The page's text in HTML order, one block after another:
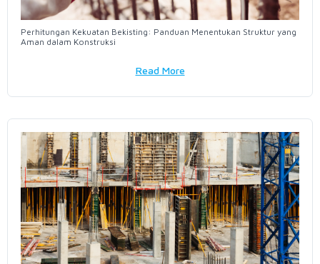
Perhitungan Kekuatan Bekisting: Panduan Menentukan Struktur yang
Aman dalam Konstruksi
Read More